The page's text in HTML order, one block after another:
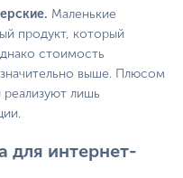
Маленькие
продукт, который
стоимость
выше. Плюсом
лишь
для интернет-